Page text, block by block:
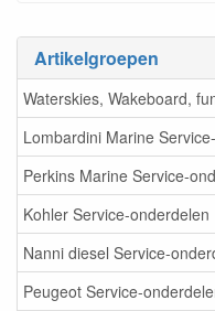
Artikelgroepen
Waterskies, Wakeboard,
Lombardini Marine
Perkins Marine Service-
Kohler Service-onderdelen
Nanni diesel Service-
Peugeot Service-